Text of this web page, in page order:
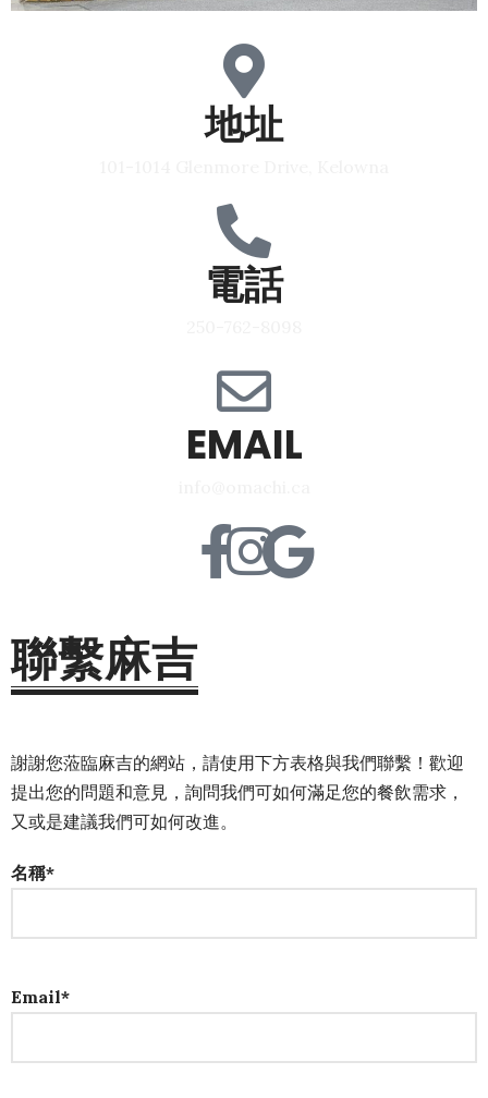
地址
電話
EMAIL
聯繫麻吉
謝謝您蒞臨麻吉的網站，請使用下方表格與我們聯繫！歡迎
提出您的問題和意見，詢問我們可如何滿足您的餐飲需求，
又或是建議我們可如何改進。
名稱*
Email*